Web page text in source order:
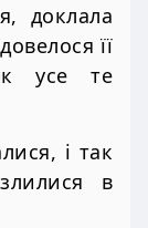
доклала
її
усе те
і так
в